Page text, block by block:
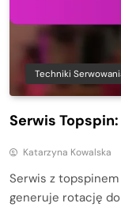
Techniki
Serwis
Katarzyna Kowalska
Serwis z
generuje rotację do